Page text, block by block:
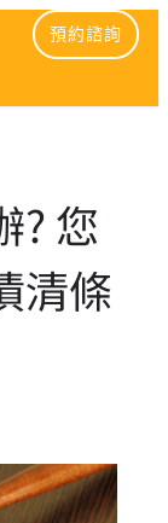
預約諮詢
? 您
清條